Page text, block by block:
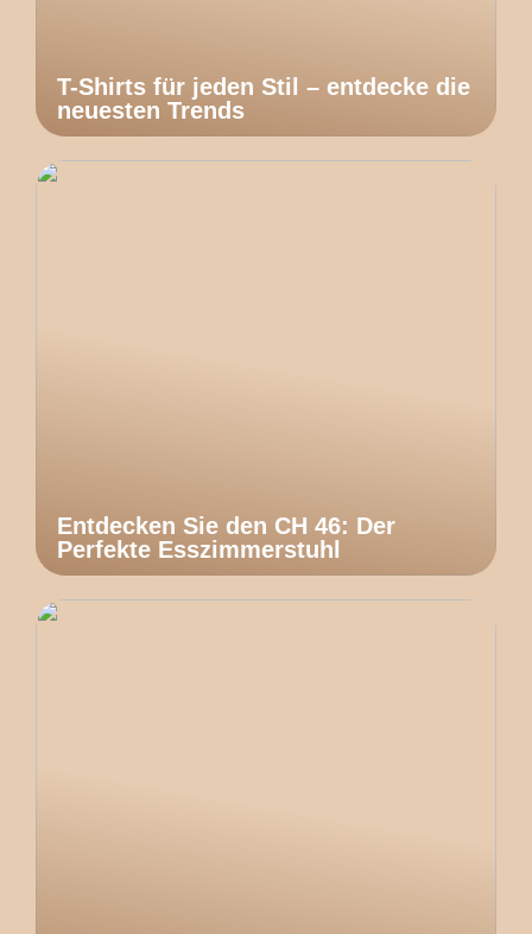
T-Shirts für jeden Stil – entdecke die
neuesten Trends
Entdecken Sie den CH 46: Der
Perfekte Esszimmerstuhl